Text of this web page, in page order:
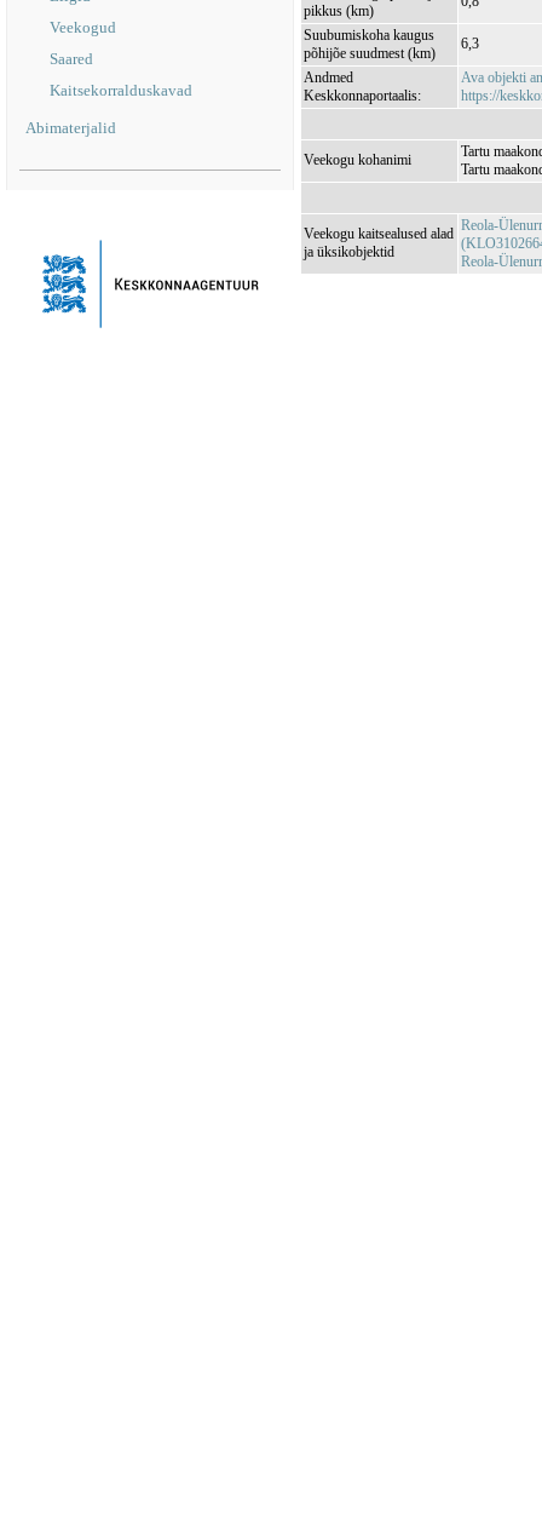
Veekogud
Saared
Kaitsekorralduskavad
Abimaterjalid
pikkus (km)
Suubumiskoha kaugus
põhijõe suudmest (km)
6,3
Andmed
Keskkonnaportaalis:
Ava objekti
https://
Veekogu kohanimi
Tartu
Tartu
Veekogu kaitsealused alad
ja üksikobjektid
Reola-
Reola-